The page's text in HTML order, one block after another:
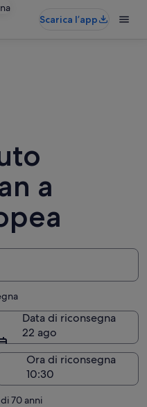
Scarica l’app
a
Data di riconsegna
22 ago
Ora di riconsegna
70 anni